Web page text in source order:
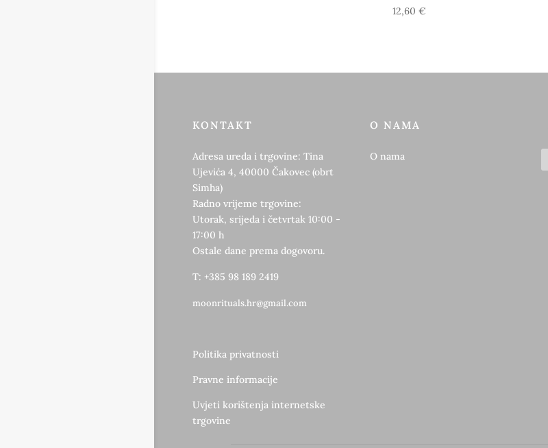
12,60 €
KONTAKT
Adresa ureda i trgovine: Tina
Ujevića 4, 40000 Čakovec (obrt
Simha)
Radno vrijeme trgovine:
Utorak, srijeda i četvrtak 10:00 -
17:00 h
Ostale dane prema dogovoru.
T: +385 98 189 2419
moonrituals.hr@gmail.com
Politika privatnosti
Pravne informacije
Uvjeti korištenja internetske
trgovine
O NAMA
O nama